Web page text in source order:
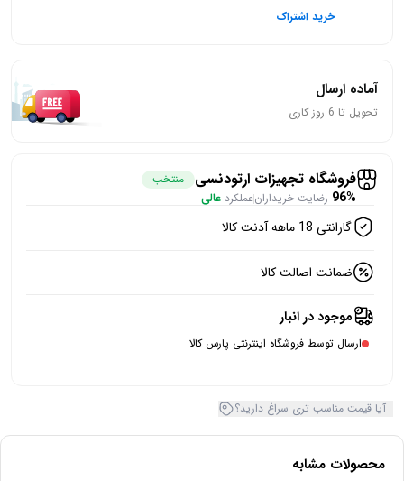
خرید اشتراک
آماده ارسال
تحویل تا 6 روز کاری
فروشگاه تجهیزات ارتودنسی منتخب
96% رضایت خریدارانعملکرد عالی
گارانتی 18 ماهه آدنت کالا
ضمانت اصالت کالا
موجود در انبار
ارسال توسط فروشگاه اینترنتی پارس کالا
آیا قیمت مناسب تری سراغ دارید؟
محصولات مشابه